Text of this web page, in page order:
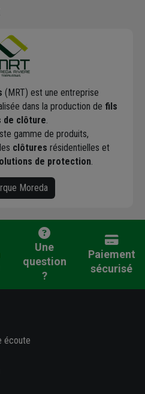
(MRT) est une entreprise
dans la production de fils
de clôture
gamme de produits,
clôtures résidentielles et
de protection
Moreda
Une
question
?
Paiement
sécurisé
écoute